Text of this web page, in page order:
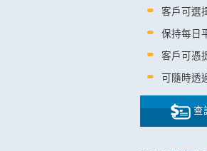
客戶可選
保持每日
客戶可憑
可隨時透
查